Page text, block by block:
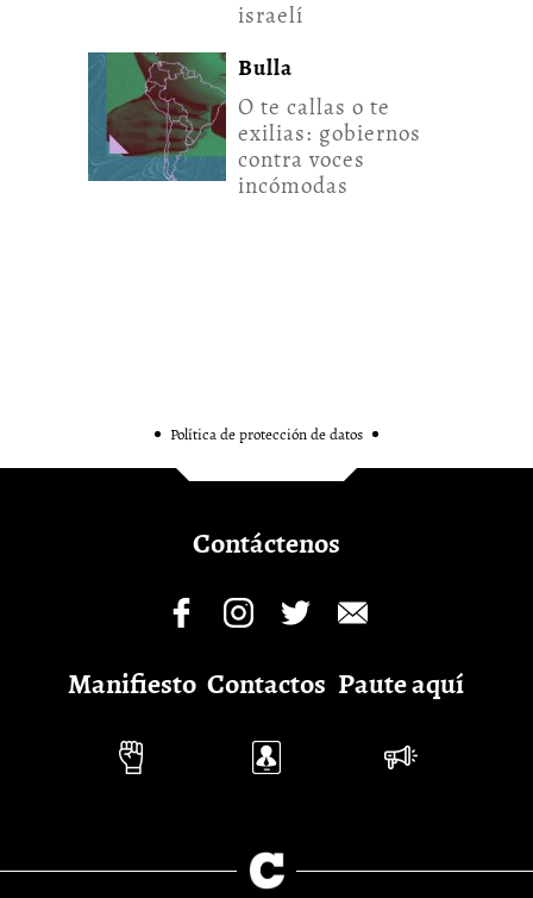
israelí
Bulla
O te callas o te
exilias: gobiernos
contra voces
incómodas
Política de protección de datos
Contáctenos
Manifiesto Contactos Paute aquí